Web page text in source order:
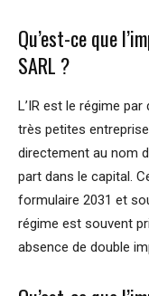
Qu’est-ce que
SARL ?
L’IR est le régime
très petites
directement au nom
part dans le capital.
formulaire 2031 et
régime est souvent
absence de double